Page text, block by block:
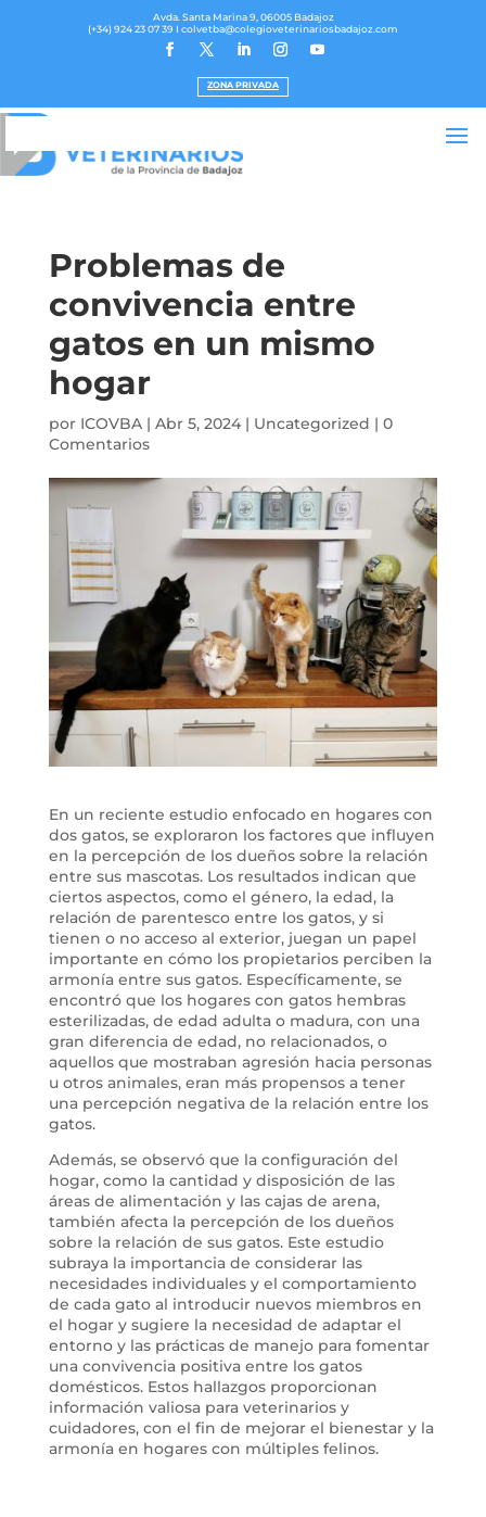
Avda. Santa Marina 9, 06005 Badajoz
(+34) 924 23 07 39 I colvetba@colegioveterinariosbadajoz.com
ZONA PRIVADA
Problemas de
convivencia entre
gatos en un mismo
hogar
por ICOVBA| Abr 5, 2024| Uncategorized | 0
Comentarios
En un reciente estudio enfocado en hogares con
dos gatos, se exploraron los factores que influyen
en la percepción de los dueños sobre la relación
entre sus mascotas. Los resultados indican que
ciertos aspectos, como el género, la edad, la
relación de parentesco entre los gatos, y si
tienen o no acceso al exterior, juegan un papel
importante en cómo los propietarios perciben la
armonía entre sus gatos. Específicamente, se
encontró que los hogares con gatos hembras
esterilizadas, de edad adulta o madura, con una
gran diferencia de edad, no relacionados, o
aquellos que mostraban agresión hacia personas
u otros animales, eran más propensos a tener
una percepción negativa de la relación entre los
gatos.
Además, se observó que la configuración del
hogar, como la cantidad y disposición de las
áreas de alimentación y las cajas de arena,
también afecta la percepción de los dueños
sobre la relación de sus gatos. Este estudio
subraya la importancia de considerar las
necesidades individuales y el comportamiento
de cada gato al introducir nuevos miembros en
el hogar y sugiere la necesidad de adaptar el
entorno y las prácticas de manejo para fomentar
una convivencia positiva entre los gatos
domésticos. Estos hallazgos proporcionan
información valiosa para veterinarios y
cuidadores, con el fin de mejorar el bienestar y la
armonía en hogares con múltiples felinos.